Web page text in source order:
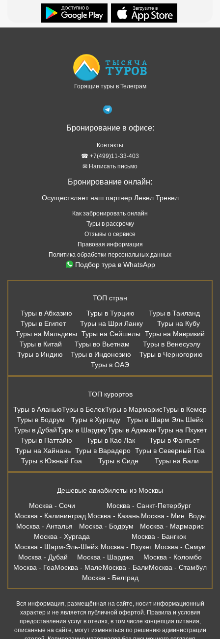
Горящие туры в Телеграм
Бронирование в офисе:
Контакты
☎ +7(499)11-33-403
✉ Написать письмо
Бронирование онлайн:
Осуществляет наш партнер Левел Тревел
Как забронировать онлайн
Туры в рассрочку
Отзывы о сервисе
Правовая информация
Политика обработки персональных данных
Подбор тура в WhatsApp
ТОП стран
Туры в Абхазию
Туры в Турцию
Туры в Таиланд
Туры в Египет
Туры на Шри Ланку
Туры на Кубу
Туры на Мальдивы
Туры на Сейшелы
Туры на Маврикий
Туры в Китай
Туры во Вьетнам
Туры в Венесуэлу
Туры в Индию
Туры в Индонезию
Туры в Черногорию
Туры в ОАЭ
ТОП курортов
Туры в АланьюТуры в БелекТуры в МармарисТуры в Кемер
Туры в Бодрум
Туры в Хургаду
Туры в Шарм Эль Шейх
Туры в ДубайТуры в ШарджуТуры в АджманТуры на Пхукет
Туры в Паттайю
Туры в Као Лак
Туры в Фантьет
Туры на Хайнань Туры в Варадеро Туры в Северный Гоа
Туры в Южный Гоа
Туры в Сиде Туры на Бали
Дешевые авиабилеты из Москвы
Москва - Сочи
Москва - Санкт-Петербург
Москва - Калининград Москва - Казань Москва - Мин. Воды
Москва - Анталья
Москва - Бодрум
Москва - Мармарис
Москва - Хургада
Москва - Бангкок
Москва - Шарм-Эль-Шейх Москва - Пхукет Москва - Самуи
Москва - Дубай
Москва - Шарджа
Москва - Коломбо
Москва - ГоаМосква - МалеМосква - БалиМосква - Стамбул
Москва - Белград
Вся информация, размещённая на сайте, носит информационный
характер и не является публичной офертой. Правила и условия
предоставления услуг в отелях, в том числе концепция питания,
описанные на сайте, могут изменяться по решению администрации